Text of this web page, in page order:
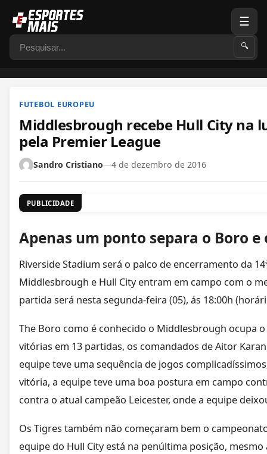
Pesquisar 🔍
☰
FUTEBOL EUROPEU
Middlesbrough recebe Hull City na
pela Premier League
Sandro Cristiano—4 de dezembro de 2016
PUBLICIDADE
Apenas um ponto separa o Boro
Riverside Stadium será o palco de encerramento da
Middlesbrough e Hull City entram em campo com o
partida será nesta segunda-feira (05), ás 18:00h
The Boro como é conhecido o Middlesbrough ocupa
vitórias em 13 partidas, os comandados de Aitor
equipe teve uma sequência de jogos
vitória, a equipe teve uma boa postura em campo
contra o atual campeão Leicester, onde a equipe
Os Tigres também não começaram bem o
equipe do Hull City está na penúltima posição,